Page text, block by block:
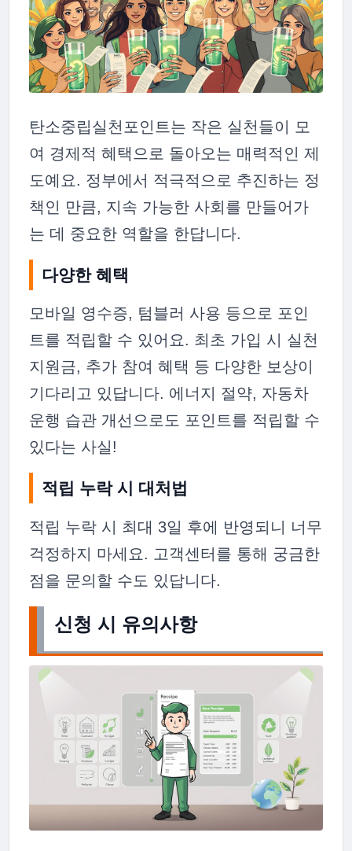
탄소중립실천포인트는 작은 실천들이 모
여 경제적 혜택으로 돌아오는 매력적인 제
도예요. 정부에서 적극적으로 추진하는 정
책인 만큼, 지속 가능한 사회를 만들어가
는 데 중요한 역할을 한답니다.
다양한 혜택
모바일 영수증, 텀블러 사용 등으로 포인
트를 적립할 수 있어요. 최초 가입 시 실천
지원금, 추가 참여 혜택 등 다양한 보상이
기다리고 있답니다. 에너지 절약, 자동차
운행 습관 개선으로도 포인트를 적립할 수
있다는 사실!
적립 누락 시 대처법
적립 누락 시 최대 3일 후에 반영되니 너무
걱정하지 마세요. 고객센터를 통해 궁금한
점을 문의할 수도 있답니다.
신청 시 유의사항